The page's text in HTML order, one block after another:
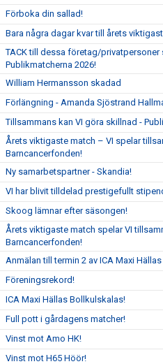
Förboka din sallad!
Bara några dagar kvar till årets
TACK till dessa företag/
Publikmatcherna 2026!
William Hermansson skadad
Förlängning - Amanda Sjöstrand
Tillsammans kan VI göra skillnad -
Årets viktigaste match – VI spelar
Barncancerfonden!
Ny samarbetspartner - Skandia!
VI har blivit tilldelad prestigefullt
Skoog lämnar efter säsongen!
Årets viktigaste match spelar VI
Barncancerfonden!
Anmälan till termin 2 av ICA Maxi
Föreningsrekord!
ICA Maxi Hällas Bollkulskalas!
Full pott i gårdagens matcher!
Vinst mot Amo HK!
Vinst mot H65 Höör!